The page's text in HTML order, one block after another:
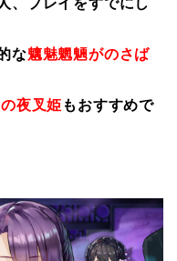
、プレイをすでにし
な魑魅魍魎がのさば
夜叉姫 もおすすめで